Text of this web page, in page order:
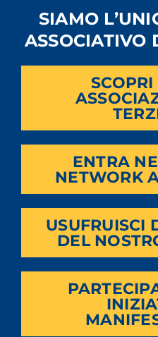
SIAMO
ASSOCIATIVO
SCOPRI
ENTRA
NETWORK
USUFRUISCI
DEL